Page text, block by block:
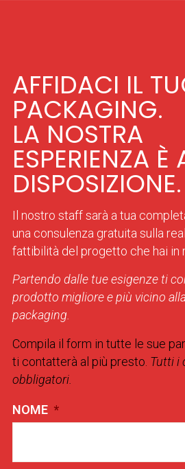
AFFIDACI IL
PACKAGING.
LA NOSTRA
ESPERIENZA È
DISPOSIZIONE.
Il nostro staff sarà a tua
una consulenza gratuita sulla
fattibilità del progetto che hai in
Partendo dalle tue esigenze ti
prodotto migliore e più vicino
packaging.
Compila il form in tutte le sue
ti contatterà al più presto. Tutti i
obbligatori.
NOME *